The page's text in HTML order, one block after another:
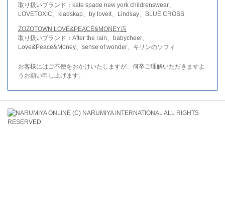
取り扱いブランド：kate spade new york childrenswear、
LOVETOXIC、kladskap、by loveit、Lindsay、BLUE CROSS
ZOZOTOWN LOVE&PEACE&MONEY店
取り扱いブランド：After the rain、babycheer、
Love&Peace&Money、sense of wonder、キリンのソフィ
お客様にはご不便をおかけいたしますが、何卒ご理解いただきますよ
うお願い申し上げます。